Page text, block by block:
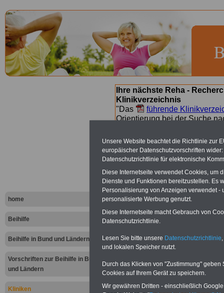
home
Beihilfe
Beihilfe in Bund und Ländern
Vorschriften zur Beihilfe in Bund
und Ländern
Kliniken
Ihre nächste Reha -
Klinikverzeichnis
"Das
führende
Orientierung bei der Suche
suchen. Beamtinnen und
Angebote nach
Kliniken
-
Zur Übersicht
bis Z"bei
abrechnen
Unsere Website beachtet die Richtlinie zur
europäischer Datenschutzvorschriften
Datenschutzrichtlinie für elektronische
Diese Internetseite verwendet Cookies, um
Dienste und Funktionen bereitzustellen. Es
Personalisierung von Anzeigen verwendet
personalisierte Werbung genutzt.
Diese Internetseite macht Gebrauch von
Datenschutzrichtlinie.
Lesen Sie bitte unsere Datenschutzrichtlinie
und lokalen Speicher nutzt.
Durch das Klicken von "Zustimmung"
Cookies auf Ihrem Gerät zu speichern.
Wir gewähren Dritten - einschließlich